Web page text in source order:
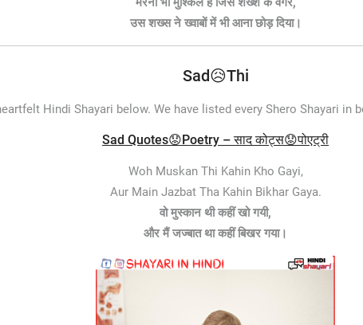
उस शख्स ने ख्वाबों में भी आना छोड़ दिया​।
Sad😥Thi
Hindi Shayari below. We have listed every Shero Shayari
Sad Quotes😟Poetry – साद कोट्स😟पोएट्री
Woh Muskan Thi Kahin Kho Gayi,
Aur Main Jazbat Tha Kahin Bikhar Gaya.
वो मुस्कान थी कहीं खो गयी,
और मैं जज्बात था कहीं बिखर गया।